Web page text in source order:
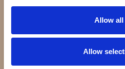
Allow all
Allow